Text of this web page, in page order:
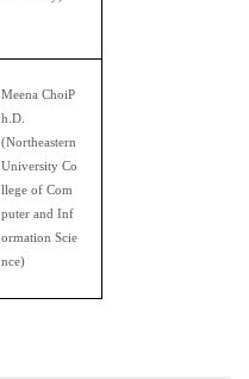
Meena ChoiP
h.D.
(Northeastern
University Co
llege of Com
puter and Inf
ormation Scie
nce)